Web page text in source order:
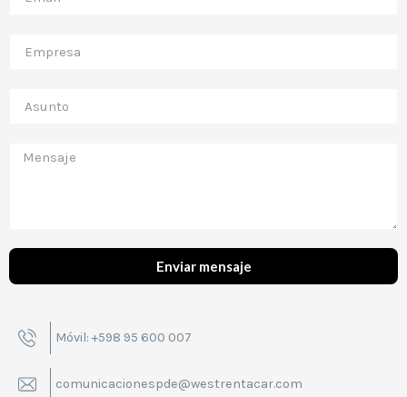
Enviar mensaje
Móvil: +598 95 600 007
comunicacionespde@westrentacar.com